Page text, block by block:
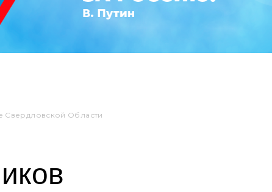
Свердловской Области